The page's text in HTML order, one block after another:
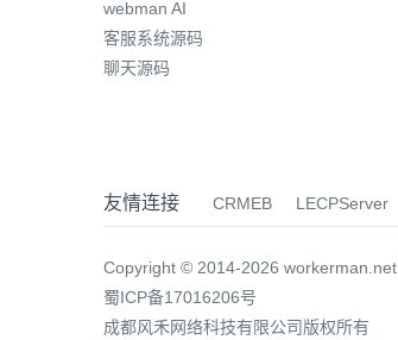
webman AI
客服系统源码
聊天源码
友情连接 CRMEB LECPServer
Copyright © 2014-2026 workerman.net
蜀ICP备17016206号
成都风禾网络科技有限公司版权所有